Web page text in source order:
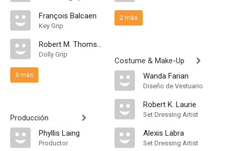
François Balcaen
Key Grip
Robert M. Thomson
Dolly Grip
6 más
Producción
Phyllis Laing
Productor
2 más
Costume & Make-Up
Wanda Farian
Diseño de Vestuario
Robert K. Laurie
Set Dressing Artist
Alexis Labra
Set Dressing Artist